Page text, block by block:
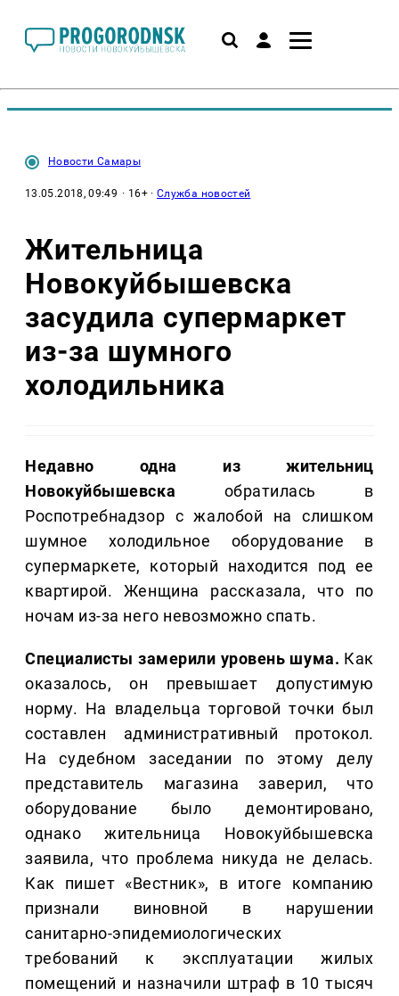
Новости Самары
13.05.2018, 09:49 · 16+ ·Служба новостей
Жительница
Новокуйбышевска
засудила супермаркет
из-за шумного
холодильника
Недавно одна из жительниц
Новокуйбышевска обратилась в
Роспотребнадзор с жалобой на слишком
шумное холодильное оборудование в
супермаркете, который находится под ее
квартирой. Женщина рассказала, что по
ночам из-за него невозможно спать.
Специалисты замерили уровень шума. Как
оказалось, он превышает допустимую
норму. На владельца торговой точки был
составлен административный протокол.
На судебном заседании по этому делу
представитель магазина заверил, что
оборудование было демонтировано,
однако жительница Новокуйбышевска
заявила, что проблема никуда не делась.
Как пишет «Вестник», в итоге компанию
признали виновной в нарушении
санитарно-эпидемиологических
требований к эксплуатации жилых
помещений и назначили штраф в 10 тысяч